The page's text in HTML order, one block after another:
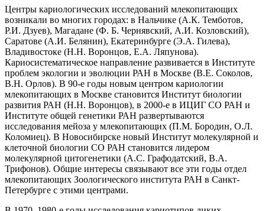
Центры кариологических исследований млекопитающих
возникали во многих городах: в Нальчике (А.К. Темботов,
Р.И. Дзуев), Магадане (Ф. Б. Чернявский, А.И. Козловский),
Саратове (А.И. Белянин), Екатеринбурге (Э.А. Гилева),
Владивостоке (Н.Н. Воронцов, Е.А. Ляпунова).
Кариосистематическое направление развивается в Институте
проблем экологии и эволюции РАН в Москве (В.Е. Соколов,
В.Н. Орлов). В 90-е годы новым центром кариологии
млекопитающих в Москве становится Институт биологии
развития РАН (Н.Н. Воронцов), в 2000-е в ИЦИГ СО РАН и
Институте общей генетики РАН развертываются
исследования мейоза у млекопитающих (П.М. Бородин, О.Л.
Коломиец). В Новосибирске новый Институт молекулярной и
клеточной биологии СО РАН становится лидером
молекулярной цитогенетики (А.С. Графодатский, В.А.
Трифонов). Общие интересы связывают все эти годы отдел
млекопитающих Зоологического института РАН в Санкт-
Петербурге с этими центрами.